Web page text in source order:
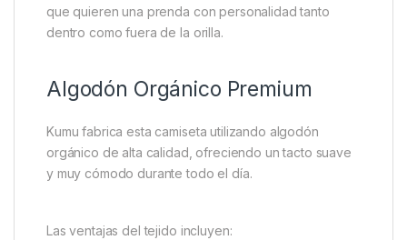
que quieren una prenda con personalidad tanto
dentro como fuera de la orilla.
Algodón Orgánico Premium
Kumu fabrica esta camiseta utilizando algodón
orgánico de alta calidad, ofreciendo un tacto suave
y muy cómodo durante todo el día.
Las ventajas del tejido incluyen: